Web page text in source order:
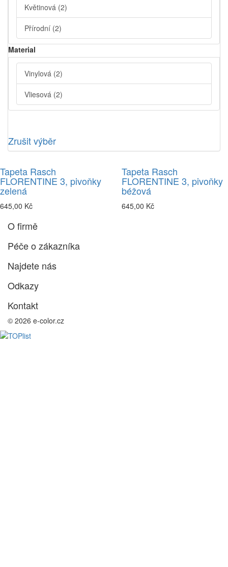
Květinová (2)
Přírodní (2)
Material
Vinylová (2)
Vliesová (2)
Zrušit výběr
Tapeta Rasch
FLORENTINE 3, pivoňky
zelená
645,00 Kč
Tapeta Rasch
FLORENTINE 3, pivoňky
béžová
645,00 Kč
O firmě
Péče o zákazníka
Najdete nás
Odkazy
Kontakt
© 2026 e-color.cz